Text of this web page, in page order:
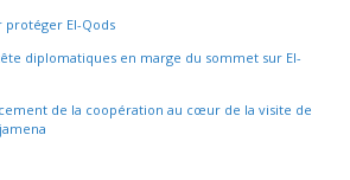
El-Qods
diplomatiques en marge du sommet sur El-
de la coopération au cœur de la visite de